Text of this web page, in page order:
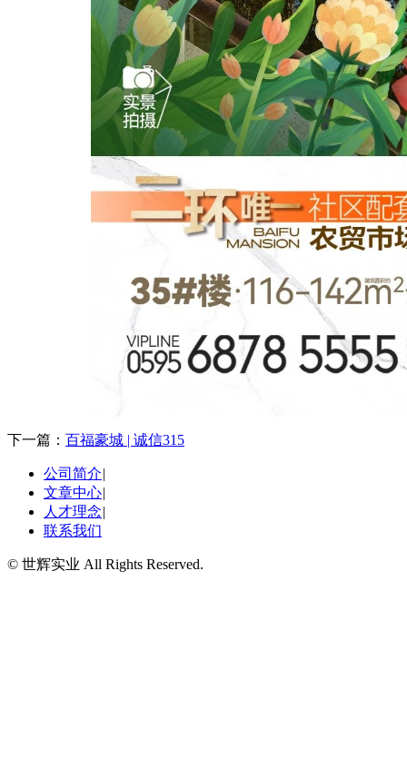
下一篇： 百福豪城 | 诚信315
公司简介
文章中心
人才理念
联系我们
© 世辉实业 All Rights Reserved.